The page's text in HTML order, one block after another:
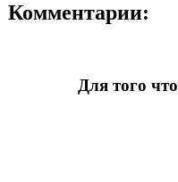
Комментарии:
Для того